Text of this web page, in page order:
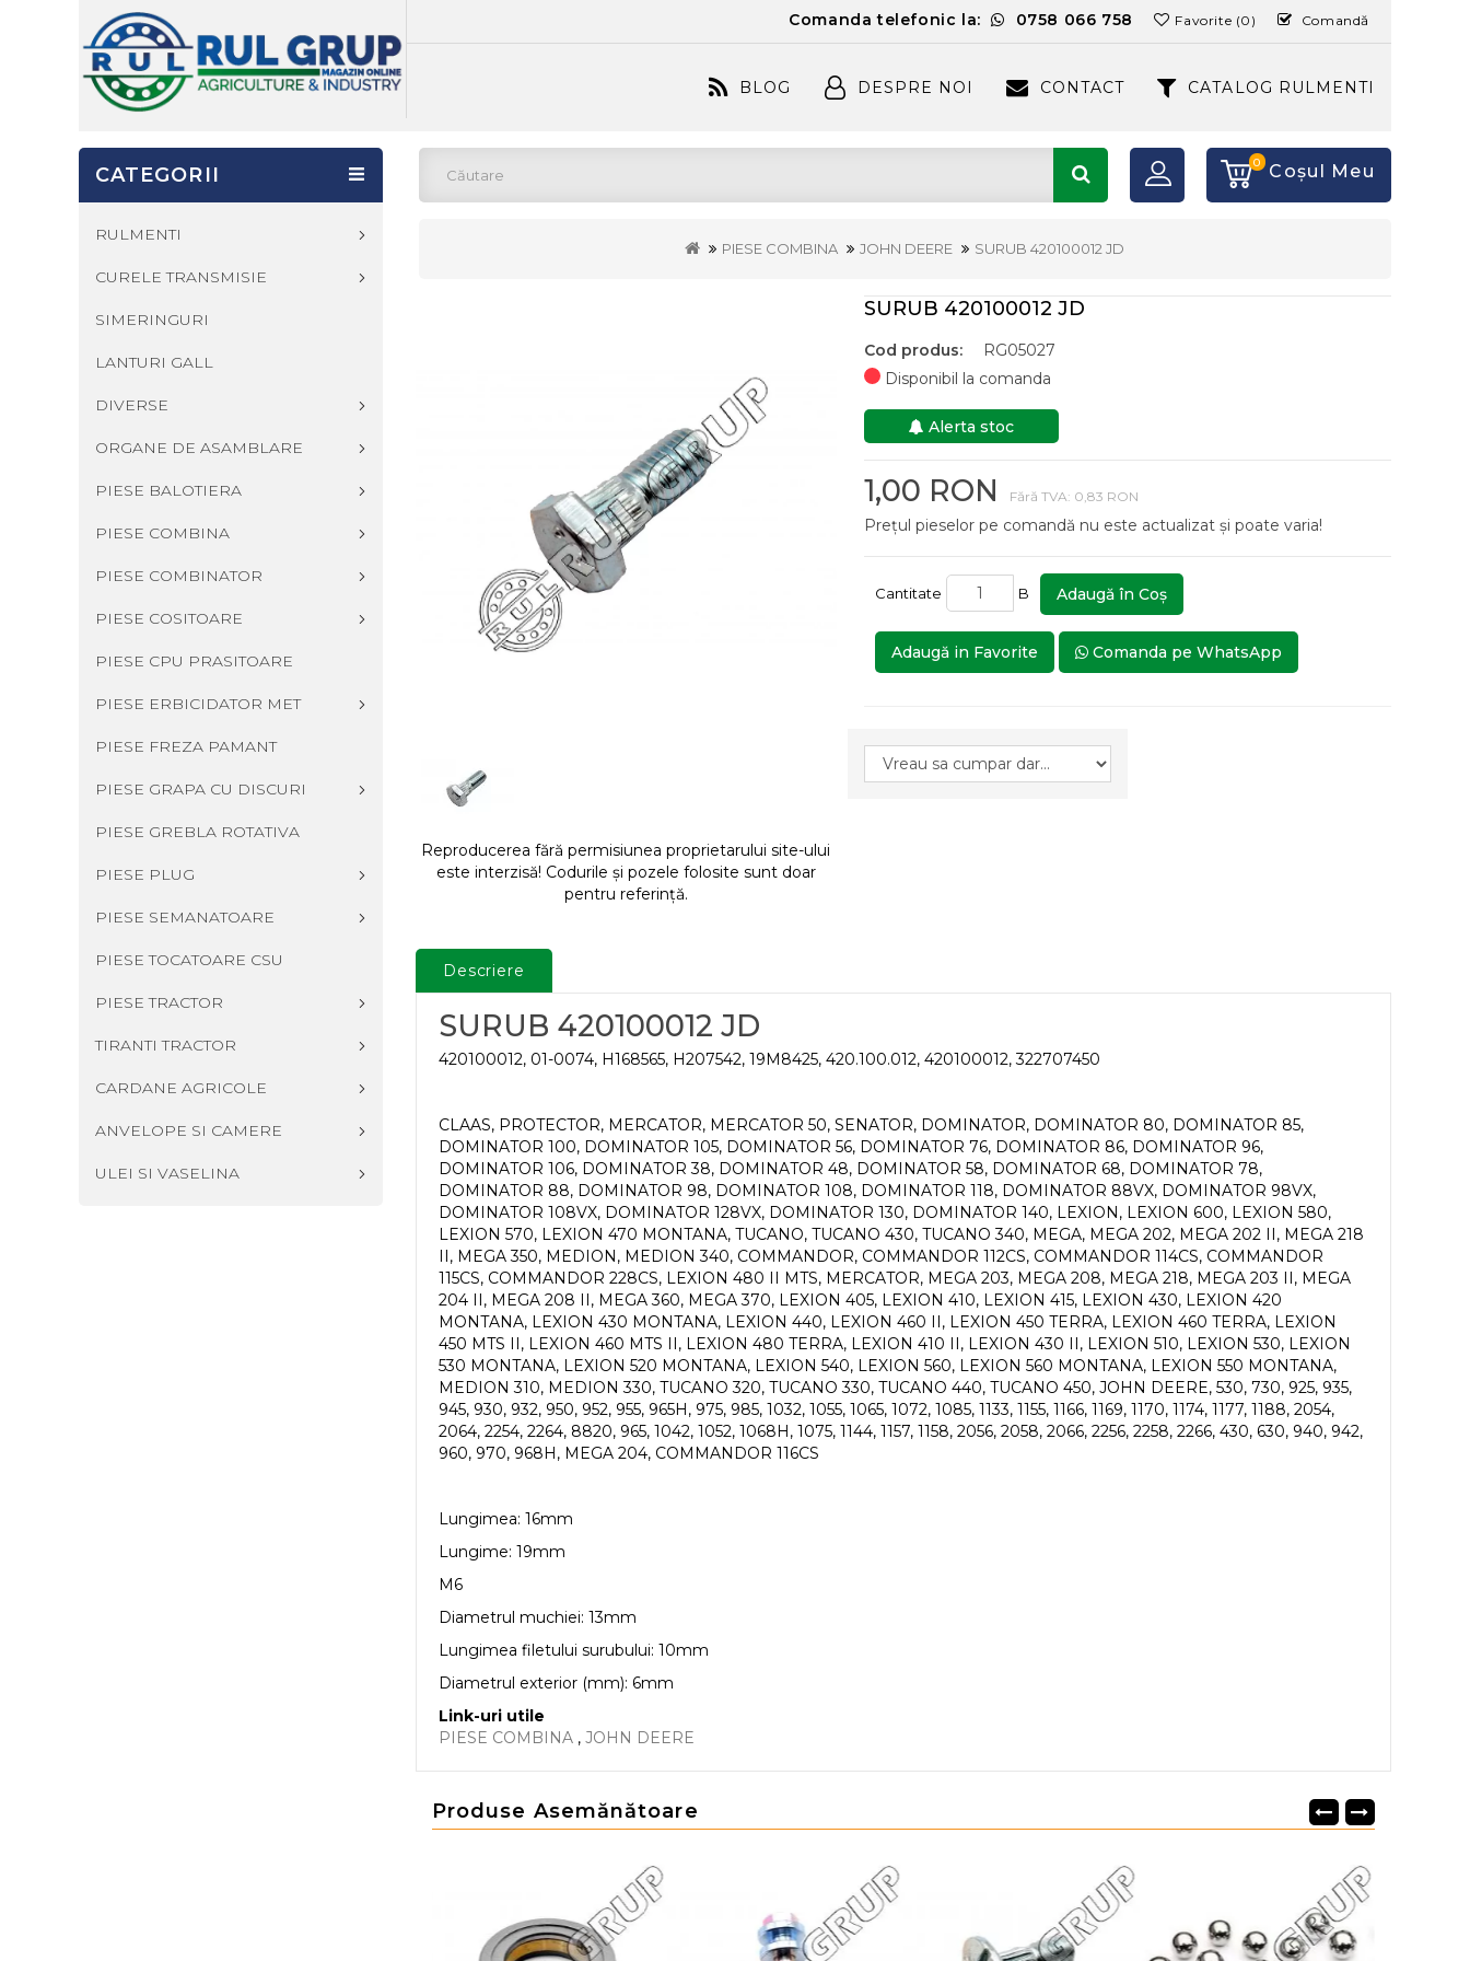
Comanda telefonic la: 0758 066 758 Favorite (0) Comandă
BLOG DESPRE NOI CONTACT CATALOG RULMENTI
0 Coşul Meu
PIESE COMBINA JOHN DEERE SURUB 420100012 JD
CATEGORII
RULMENTI
CURELE TRANSMISIE
SIMERINGURI
LANTURI GALL
DIVERSE
ORGANE DE ASAMBLARE
PIESE BALOTIERA
PIESE COMBINA
PIESE COMBINATOR
PIESE COSITOARE
PIESE CPU PRASITOARE
PIESE ERBICIDATOR MET
PIESE FREZA PAMANT
PIESE GRAPA CU DISCURI
PIESE GREBLA ROTATIVA
PIESE PLUG
PIESE SEMANATOARE
PIESE TOCATOARE CSU
PIESE TRACTOR
TIRANTI TRACTOR
CARDANE AGRICOLE
ANVELOPE SI CAMERE
ULEI SI VASELINA
Reproducerea fără permisiunea proprietarului site-ului
este interzisă! Codurile și pozele folosite sunt doar
pentru referință.
SURUB 420100012 JD
Cod produs:
RG05027
Disponibil la comanda
Alerta stoc
1,00 RON Fără TVA: 0,83 RON
Prețul pieselor pe comandă nu este actualizat și poate varia!
Cantitate B Adaugă în Coş
Adaugă in Favorite Comanda pe WhatsApp
Descriere
SURUB 420100012 JD
420100012, 01-0074, H168565, H207542, 19M8425, 420.100.012, 420100012, 322707450
CLAAS, PROTECTOR, MERCATOR, MERCATOR 50, SENATOR, DOMINATOR, DOMINATOR 80, DOMINATOR 85,
DOMINATOR 100, DOMINATOR 105, DOMINATOR 56, DOMINATOR 76, DOMINATOR 86, DOMINATOR 96,
DOMINATOR 106, DOMINATOR 38, DOMINATOR 48, DOMINATOR 58, DOMINATOR 68, DOMINATOR 78,
DOMINATOR 88, DOMINATOR 98, DOMINATOR 108, DOMINATOR 118, DOMINATOR 88VX, DOMINATOR 98VX,
DOMINATOR 108VX, DOMINATOR 128VX, DOMINATOR 130, DOMINATOR 140, LEXION, LEXION 600, LEXION 580,
LEXION 570, LEXION 470 MONTANA, TUCANO, TUCANO 430, TUCANO 340, MEGA, MEGA 202, MEGA 202 II, MEGA 218
II, MEGA 350, MEDION, MEDION 340, COMMANDOR, COMMANDOR 112CS, COMMANDOR 114CS, COMMANDOR
115CS, COMMANDOR 228CS, LEXION 480 II MTS, MERCATOR, MEGA 203, MEGA 208, MEGA 218, MEGA 203 II, MEGA
204 II, MEGA 208 II, MEGA 360, MEGA 370, LEXION 405, LEXION 410, LEXION 415, LEXION 430, LEXION 420
MONTANA, LEXION 430 MONTANA, LEXION 440, LEXION 460 II, LEXION 450 TERRA, LEXION 460 TERRA, LEXION
450 MTS II, LEXION 460 MTS II, LEXION 480 TERRA, LEXION 410 II, LEXION 430 II, LEXION 510, LEXION 530, LEXION
530 MONTANA, LEXION 520 MONTANA, LEXION 540, LEXION 560, LEXION 560 MONTANA, LEXION 550 MONTANA,
MEDION 310, MEDION 330, TUCANO 320, TUCANO 330, TUCANO 440, TUCANO 450, JOHN DEERE, 530, 730, 925, 935,
945, 930, 932, 950, 952, 955, 965H, 975, 985, 1032, 1055, 1065, 1072, 1085, 1133, 1155, 1166, 1169, 1170, 1174, 1177, 1188, 2054,
2064, 2254, 2264, 8820, 965, 1042, 1052, 1068H, 1075, 1144, 1157, 1158, 2056, 2058, 2066, 2256, 2258, 2266, 430, 630, 940, 942,
960, 970, 968H, MEGA 204, COMMANDOR 116CS
Lungimea: 16mm
Lungime: 19mm
M6
Diametrul muchiei: 13mm
Lungimea filetului surubului: 10mm
Diametrul exterior (mm): 6mm
Link-uri utile
PIESE COMBINA , JOHN DEERE
Produse Asemănătoare